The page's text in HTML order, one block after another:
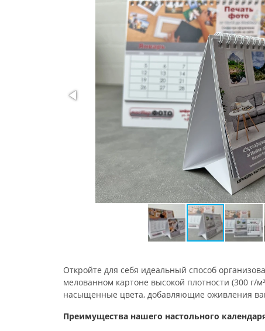
Откройте для себя идеальный способ
мелованном картоне высокой плотности (300 г/
насыщенные цвета, добавляющие оживления
Преимущества нашего настольного